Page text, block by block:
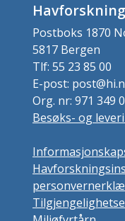
Postboks 1870
5817 Bergen
Tlf: 55 23 85 00
E-post:
Org. nr: 971 349
Besøks- og